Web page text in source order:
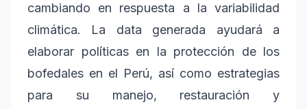
cambiando en respuesta a la variabilidad
climática. La data generada ayudará a
elaborar políticas en la protección de los
bofedales en el Perú, así como estrategias
para su manejo, restauración y